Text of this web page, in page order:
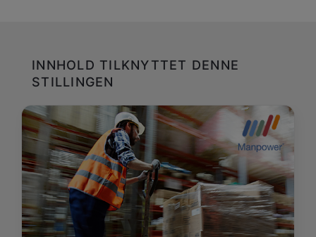
INNHOLD TILKNYTTET DENNE
STILLINGEN